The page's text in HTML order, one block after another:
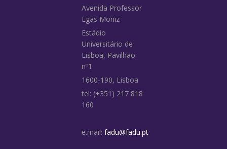
Avenida Professor
Egas Moniz
Estádio
Universitário de
Lisboa, Pavilhão
nº1
1600-190, Lisboa
tel: (+351) 217 818
160
e.mail: fadu@fadu.pt